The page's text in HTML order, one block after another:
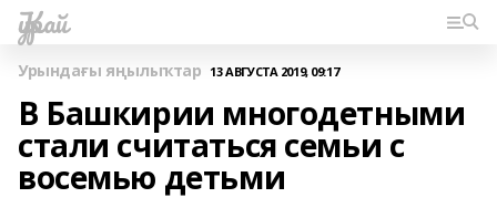
Ҡурай
Урындағы яңылыҡтар 13 АВГУСТА 2019, 09:17
В Башкирии многодетными
стали считаться семьи с
восемью детьми